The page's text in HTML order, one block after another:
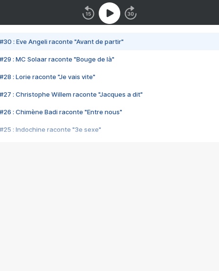
#30 : Eve Angeli raconte "Avant de partir"
#29 : MC Solaar raconte "Bouge de là"
#28 : Lorie raconte "Je vais vite"
#27 : Christophe Willem raconte "Jacques a dit"
#26 : Chimène Badi raconte "Entre nous"
#25 : Indochine raconte "3e sexe"